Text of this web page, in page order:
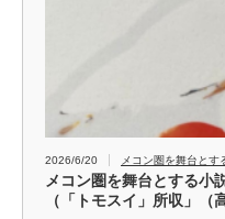
2026/6/20 メコン圏を舞台とす
メコン圏を舞台とする小
（「トモスイ」所収」（